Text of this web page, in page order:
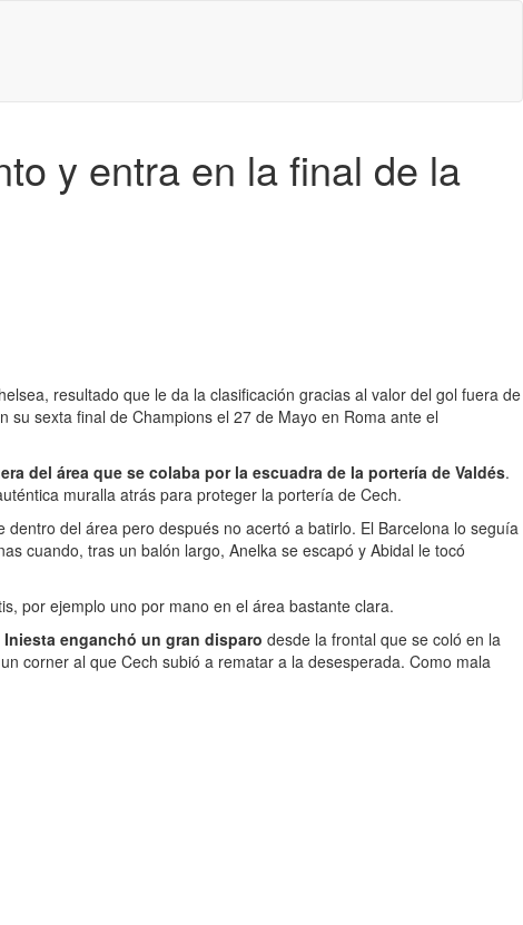
y entra en la final de la
resultado que le da la clasificación gracias al valor del gol fuera de
sexta final de Champions el 27 de Mayo en Roma ante el
del área que se colaba por la escuadra de la portería de Valdés.
muralla atrás para proteger la portería de Cech.
del área pero después no acertó a batirlo. El Barcelona lo seguía
cuando, tras un balón largo, Anelka se escapó y Abidal le tocó
por ejemplo uno por mano en el área bastante clara.
Iniesta enganchó un gran disparo desde la frontal que se coló en la
corner al que Cech subió a rematar a la desesperada. Como mala